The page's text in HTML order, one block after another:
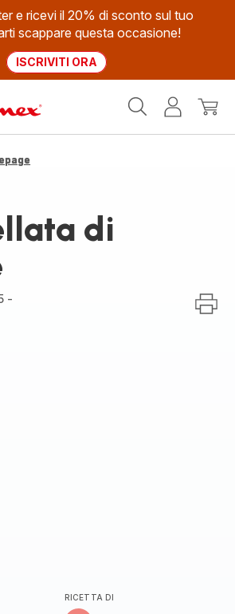
e ricevi il 20% di sconto sul tuo
scappare questa occasione!
ISCRIVITI ORA
Il
di
-
RICETTA DI